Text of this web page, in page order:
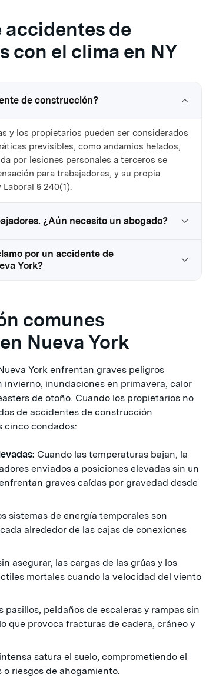
accidentes de
con el clima en NY
de construcción?
y los propietarios pueden ser considerados
previsibles, como andamios helados,
por lesiones personales a terceros se
para trabajadores, y su propia
§ 240(1).
¿Aún necesito un abogado?
por un accidente de
York?
comunes
Nueva York
York enfrentan graves peligros
inundaciones en primavera, calor
de otoño. Cuando los propietarios no
de accidentes de construcción
cinco condados:
Cuando las temperaturas bajan, la
enviados a posiciones elevadas sin un
graves caídas por gravedad desde
sistemas de energía temporales son
alrededor de las cajas de conexiones
asegurar, las cargas de las grúas y los
mortales cuando la velocidad del viento
pasillos, peldaños de escaleras y rampas sin
que provoca fracturas de cadera, cráneo y
satura el suelo, comprometiendo el
riesgos de ahogamiento.